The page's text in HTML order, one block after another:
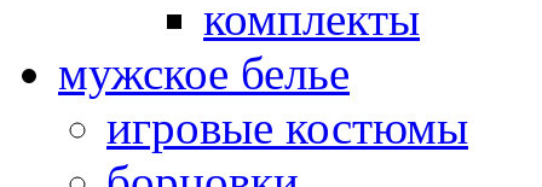
комплекты
мужское белье
игровые костюмы